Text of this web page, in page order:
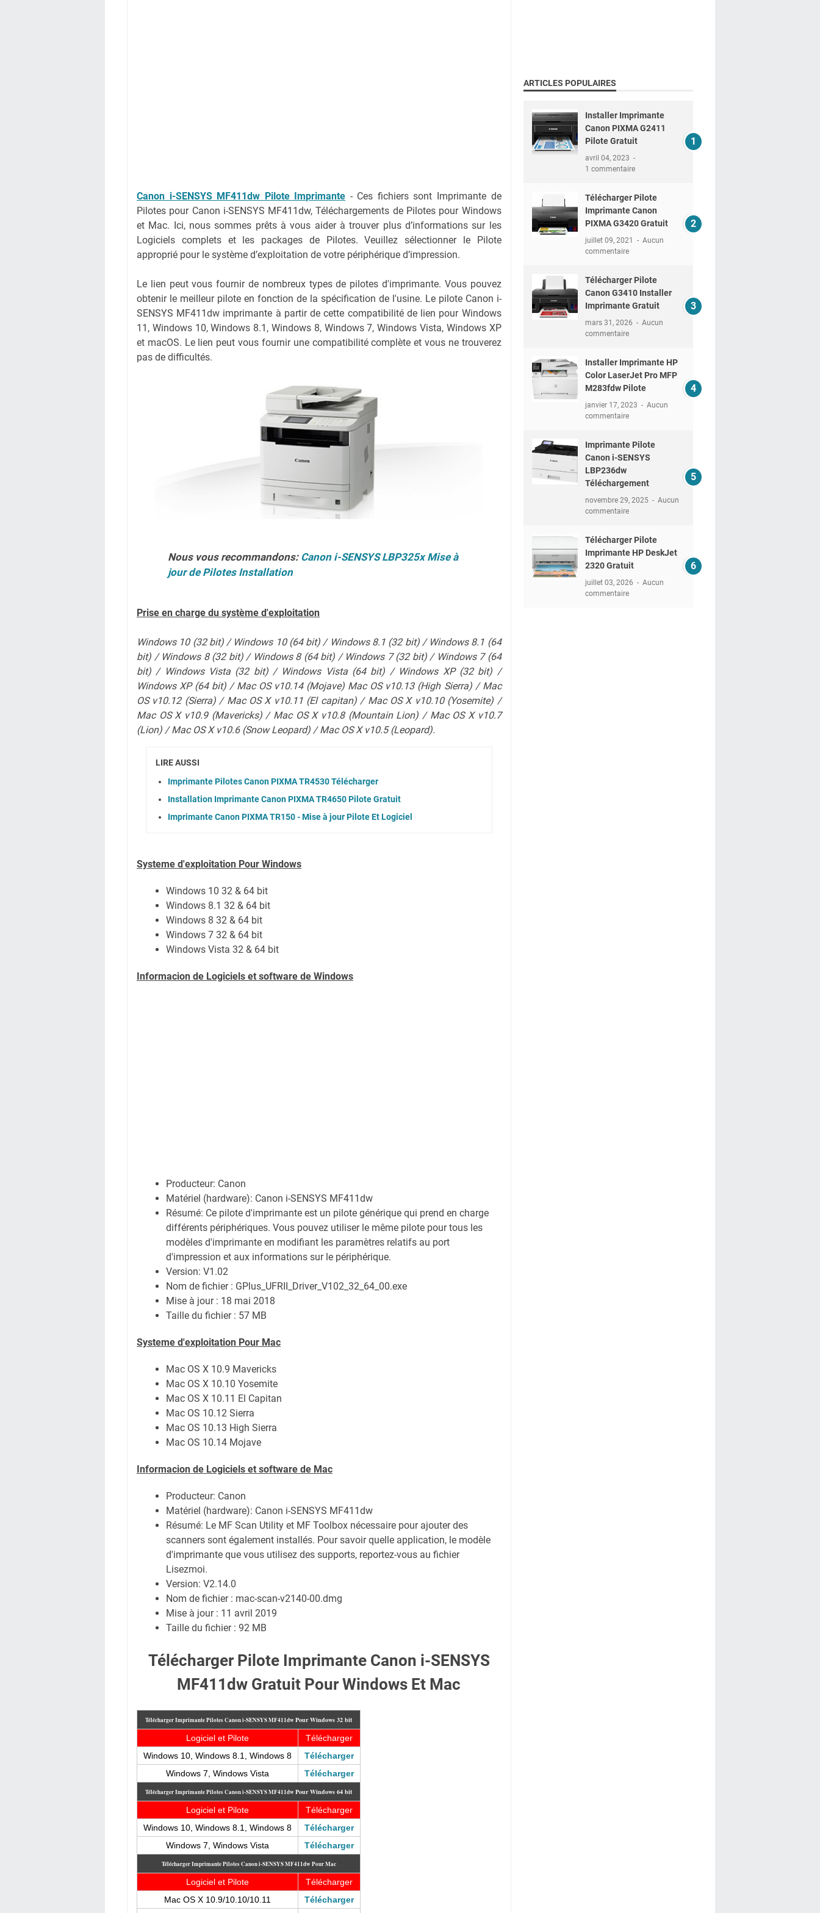
Canon i-SENSYS MF411dw Pilote Imprimante - Ces fichiers sont Imprimante de
Pilotes pour Canon i-SENSYS MF411dw, Téléchargements de Pilotes pour Windows
et Mac. Ici, nous sommes prêts à vous aider à trouver plus d’informations sur les
Logiciels complets et les packages de Pilotes. Veuillez sélectionner le Pilote
approprié pour le système d’exploitation de votre périphérique d’impression.
Le lien peut vous fournir de nombreux types de pilotes d'imprimante. Vous pouvez
obtenir le meilleur pilote en fonction de la spécification de l'usine. Le pilote Canon i-
SENSYS MF411dw imprimante à partir de cette compatibilité de lien pour Windows
11, Windows 10, Windows 8.1, Windows 8, Windows 7, Windows Vista, Windows XP
et macOS. Le lien peut vous fournir une compatibilité complète et vous ne trouverez
pas de difficultés.
Nous vous recommandons: Canon i-SENSYS LBP325x Mise à
jour de Pilotes Installation
Prise en charge du système d'exploitation
Windows 10 (32 bit) / Windows 10 (64 bit) / Windows 8.1 (32 bit) / Windows 8.1 (64
bit) / Windows 8 (32 bit) / Windows 8 (64 bit) / Windows 7 (32 bit) / Windows 7 (64
bit) / Windows Vista (32 bit) / Windows Vista (64 bit) / Windows XP (32 bit) /
Windows XP (64 bit) / Mac OS v10.14 (Mojave) Mac OS v10.13 (High Sierra) / Mac
OS v10.12 (Sierra) / Mac OS X v10.11 (El capitan) / Mac OS X v10.10 (Yosemite) /
Mac OS X v10.9 (Mavericks) / Mac OS X v10.8 (Mountain Lion) / Mac OS X v10.7
(Lion) / Mac OS X v10.6 (Snow Leopard) / Mac OS X v10.5 (Leopard).
LIRE AUSSI
Imprimante Pilotes Canon PIXMA TR4530 Télécharger
Installation Imprimante Canon PIXMA TR4650 Pilote Gratuit
Imprimante Canon PIXMA TR150 - Mise à jour Pilote Et Logiciel
Systeme d'exploitation Pour Windows
Windows 10 32 & 64 bit
Windows 8.1 32 & 64 bit
Windows 8 32 & 64 bit
Windows 7 32 & 64 bit
Windows Vista 32 & 64 bit
Informacion de Logiciels et software de Windows
Producteur: Canon
Matériel (hardware): Canon i-SENSYS MF411dw
Résumé: Ce pilote d'imprimante est un pilote générique qui prend en charge
différents périphériques. Vous pouvez utiliser le même pilote pour tous les
modèles d'imprimante en modifiant les paramètres relatifs au port
d'impression et aux informations sur le périphérique.
Version: V1.02
Nom de fichier : GPlus_UFRII_Driver_V102_32_64_00.exe
Mise à jour : 18 mai 2018
Taille du fichier : 57 MB
Systeme d'exploitation Pour Mac
Mac OS X 10.9 Mavericks
Mac OS X 10.10 Yosemite
Mac OS X 10.11 El Capitan
Mac OS 10.12 Sierra
Mac OS 10.13 High Sierra
Mac OS 10.14 Mojave
Informacion de Logiciels et software de Mac
Producteur: Canon
Matériel (hardware): Canon i-SENSYS MF411dw
Résumé: Le MF Scan Utility et MF Toolbox nécessaire pour ajouter des
scanners sont également installés. Pour savoir quelle application, le modèle
d'imprimante que vous utilisez des supports, reportez-vous au fichier
Lisezmoi.
Version: V2.14.0
Nom de fichier : mac-scan-v2140-00.dmg
Mise à jour : 11 avril 2019
Taille du fichier : 92 MB
Télécharger Pilote Imprimante Canon i-SENSYS
MF411dw Gratuit Pour Windows Et Mac
Télécharger Imprimante Pilotes Canon i-SENSYS MF411dw PourWindows 32 bit
Logiciel et Pilote
Télécharger
Windows 10, Windows 8.1, Windows 8
Télécharger
Windows 7, Windows Vista
Télécharger
Télécharger Imprimante Pilotes Canon i-SENSYS MF411dw PourWindows 64 bit
Logiciel et Pilote
Télécharger
Windows 10, Windows 8.1, Windows 8
Télécharger
Windows 7, Windows Vista
Télécharger
Télécharger Imprimante Pilotes Canon i-SENSYS MF411dw Pour Mac
Logiciel et Pilote
Télécharger
Mac OS X 10.9/10.10/10.11
Télécharger
ARTICLES POPULAIRES
Installer Imprimante
Canon PIXMA G2411
Pilote Gratuit
avril 04, 2023
1 commentaire
Télécharger Pilote
Imprimante Canon
PIXMA G3420 Gratuit
juillet 09, 2021
Aucun
commentaire
Télécharger Pilote
Canon G3410 Installer
Imprimante Gratuit
mars 31, 2026
Aucun
commentaire
Installer Imprimante HP
Color LaserJet Pro MFP
M283fdw Pilote
janvier 17, 2023
Aucun
commentaire
Imprimante Pilote
Canon i-SENSYS
LBP236dw
Téléchargement
novembre 29, 2025
Aucun
commentaire
Télécharger Pilote
Imprimante HP DeskJet
2320 Gratuit
juillet 03, 2026
Aucun
commentaire